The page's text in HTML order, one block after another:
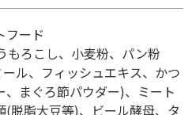
フード
もろこし、小麦粉、パン粉
ル、フィッシュエキス、かつ
まぐろ節パウダー)、ミート
(脱脂大豆等)、ビール酵母、タ